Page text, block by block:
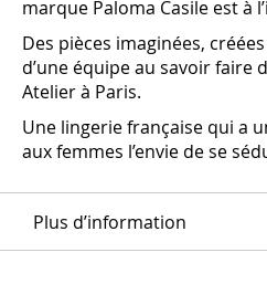
marque Paloma Casile est à
Des pièces imaginées,
d’une équipe au savoir faire
Atelier à Paris.
Une lingerie française qui a
aux femmes l’envie de se
Plus d’information